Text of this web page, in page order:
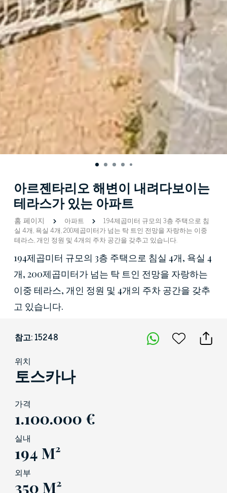
아르젠타리오 해변이 내려다보이는
테라스가 있는 아파트
홈 페이지 아파트
194제곱미터 규모의 3층 주택으로 침
실 4개, 욕실 4개, 200제곱미터가 넘는 탁 트인 전망을 자랑하는 이중
테라스, 개인 정원 및 4개의 주차 공간을 갖추고 있습니다.
194제곱미터 규모의 3층 주택으로 침실 4개, 욕실 4
개, 200제곱미터가 넘는 탁 트인 전망을 자랑하는
이중 테라스, 개인 정원 및 4개의 주차 공간을 갖추
고 있습니다.
참고: 15248
위치
토스카나
가격
1.100.000 €
실내
194 M²
외부
350 M²